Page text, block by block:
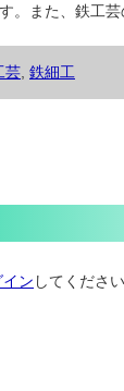
。また、鉄工芸
芸 鉄細工
イン してください